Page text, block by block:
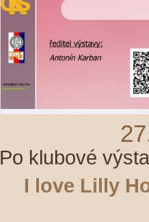
Po klubové
I love Lilly